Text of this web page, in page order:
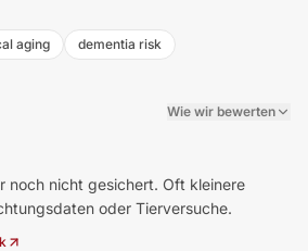
aging dementia risk
Wie wir bewerten
noch nicht gesichert. Oft kleinere
oder Tierversuche.